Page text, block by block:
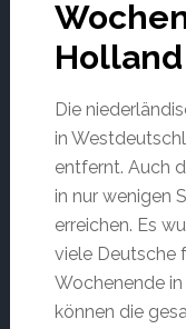
Holland
Die
in
entfernt. Auch
in nur wenigen
erreichen. Es
viele Deutsche
Wochenende
können die